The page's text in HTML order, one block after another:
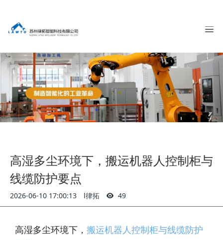
高湿多尘环境下，搬运机器人控制柜与
线缆防护要点
2026-06-10 17:00:13 l律拓 49
高湿多尘环境下， 搬运机器人控制柜与线缆防护